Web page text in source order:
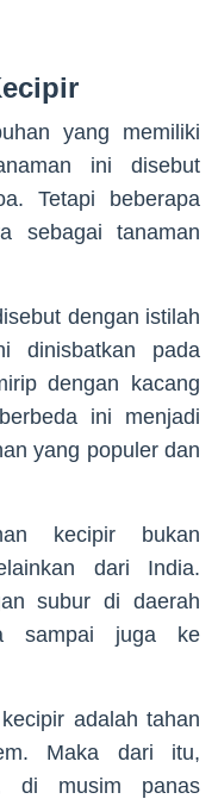
yang memiliki
ini disebut
Tetapi beberapa
sebagai tanaman
dengan istilah
dinisbatkan pada
dengan kacang
ini menjadi
yang populer dan
kecipir bukan
dari India.
subur di daerah
sampai juga ke
adalah tahan
Maka dari itu,
di musim panas